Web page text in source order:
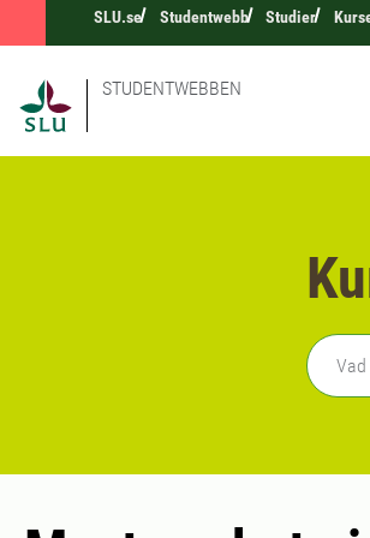
SLU.se Studentwebb Studier
STUDENTWEBBEN
Fritext